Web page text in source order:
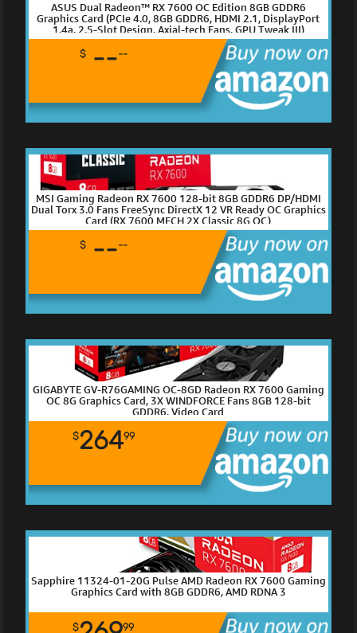
ASUS Dual Radeon™ RX 7600 OC Edition 8GB GDDR6
Graphics Card (PCIe 4.0, 8GB GDDR6, HDMI 2.1, DisplayPort
1.4a, 2.5-Slot Design, Axial-tech Fans, GPU Tweak III)
$----
MSI Gaming Radeon RX 7600 128-bit 8GB GDDR6 DP/HDMI
Dual Torx 3.0 Fans FreeSync DirectX 12 VR Ready OC Graphics
Card (RX 7600 MECH 2X Classic 8G OC)
$----
GIGABYTE GV-R76GAMING OC-8GD Radeon RX 7600 Gaming
OC 8G Graphics Card, 3X WINDFORCE Fans 8GB 128-bit
GDDR6, Video Card
$26499
Sapphire 11324-01-20G Pulse AMD Radeon RX 7600 Gaming
Graphics Card with 8GB GDDR6, AMD RDNA 3
$ 99